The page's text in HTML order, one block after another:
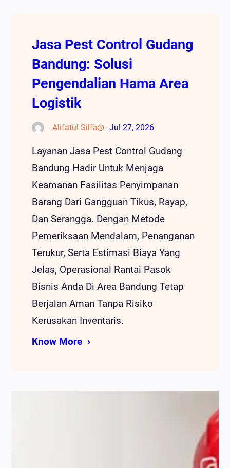
Jasa Pest Control Gudang
Bandung: Solusi
Pengendalian Hama Area
Logistik
Alifatul Silfa Jul 27, 2026
Layanan Jasa Pest Control Gudang
Bandung Hadir Untuk Menjaga
Keamanan Fasilitas Penyimpanan
Barang Dari Gangguan Tikus, Rayap,
Dan Serangga. Dengan Metode
Pemeriksaan Mendalam, Penanganan
Terukur, Serta Estimasi Biaya Yang
Jelas, Operasional Rantai Pasok
Bisnis Anda Di Area Bandung Tetap
Berjalan Aman Tanpa Risiko
Kerusakan Inventaris.
Know More